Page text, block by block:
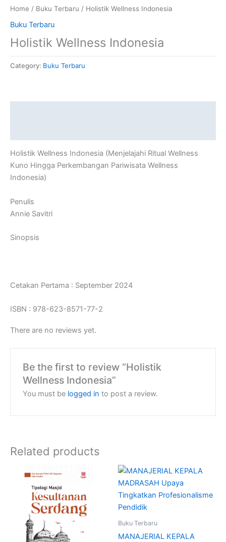
Home / Buku Terbaru / Holistik Wellness Indonesia
Buku Terbaru
Holistik Wellness Indonesia
Category: Buku Terbaru
Holistik Wellness Indonesia (Menjelajahi Ritual Wellness
Kuno Hingga Perkembangan Pariwisata Wellness
Indonesia)
Penulis
Annie Savitri
Sinopsis
Cetakan Pertama : September 2024
ISBN : 978-623-8571-77-2
There are no reviews yet.
Be the first to review “Holistik
Wellness Indonesia”
You must be logged in to post a review.
Related products
Buku Terbaru
MANAJERIAL KEPALA